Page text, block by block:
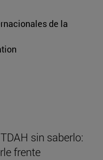
de la
sin saberlo:
frente